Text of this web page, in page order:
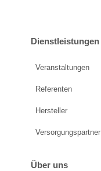
Dienstleistungen
Veranstaltungen
Referenten
Hersteller
Versorgungspartner
Über uns